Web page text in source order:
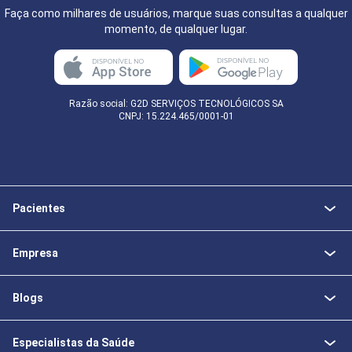
Faça como milhares de usuários, marque suas consultas a qualquer
momento, de qualquer lugar.
Razão social: G2D SERVIÇOS TECNOLÓGICOS SA
CNPJ: 15.224.465/0001-01
Pacientes
Empresa
Blogs
Especialistas da Saúde